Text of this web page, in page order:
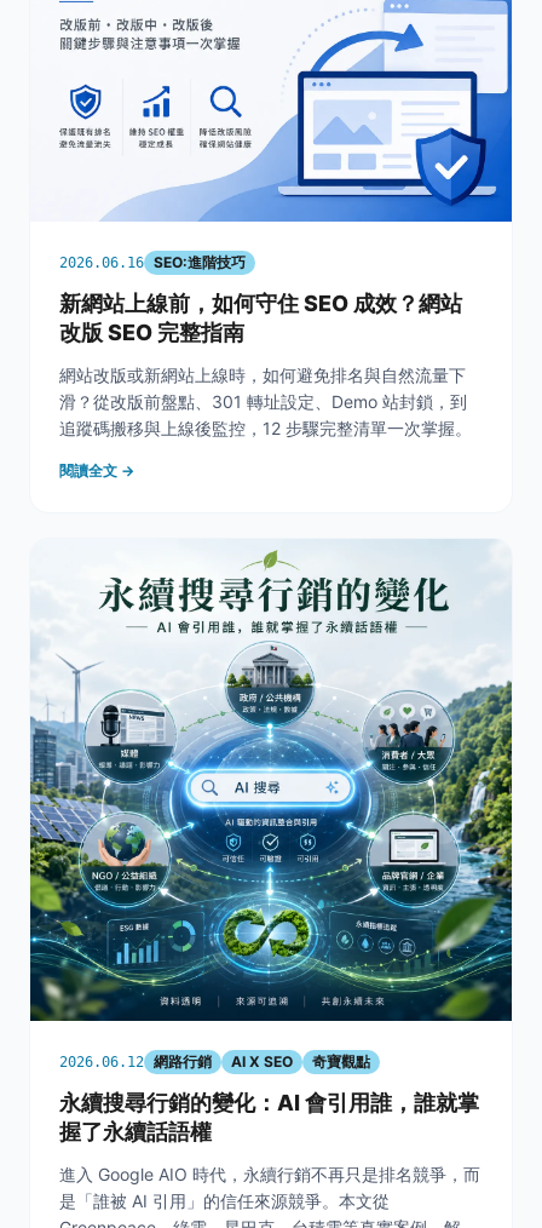
2026.06.16 SEO:進階技巧
新網站上線前，如何守住 SEO 成效？網站
改版 SEO 完整指南
網站改版或新網站上線時，如何避免排名與自然流量下
滑？從改版前盤點、301 轉址設定、Demo 站封鎖，到
追蹤碼搬移與上線後監控，12 步驟完整清單一次掌握。
閱讀全文 →
2026.06.12 網路行銷 AI X SEO 奇寶觀點
永續搜尋行銷的變化：AI 會引用誰，誰就掌
握了永續話語權
進入 Google AIO 時代，永續行銷不再只是排名競爭，而
是「誰被 AI 引用」的信任來源競爭。本文從